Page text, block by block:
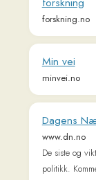
De siste og
politikk.
inn- og utland.
Store norske
fagfolk.
FINN.no –
www.finn.no